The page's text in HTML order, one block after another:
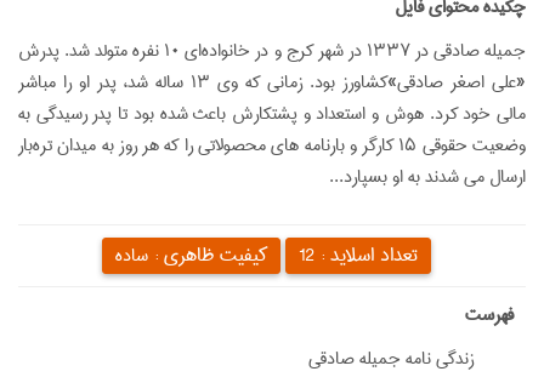
‌چکیده محتوای فایل
جمیله صادقی در ۱۳۳۷ در شهر کرج و در خانواده‌ای ۱۰ نفره متولد شد. پدرش
«علی اصغر صادقی»کشاورز بود. زمانی که وی ۱۳ ساله شد، پدر او را مباشر
مالی خود کرد. هوش و استعداد و پشتکارش باعث شده بود تا پدر رسیدگی به
وضعیت حقوقی ۱۵ کارگر و بارنامه های محصولاتی را که هر روز به میدان تره‌بار
ارسال می شدند به او بسپارد...
کیفیت ظاهری :ساده تعداد اسلاید :12
‌فهرست
زندگی نامه جمیله صادقی